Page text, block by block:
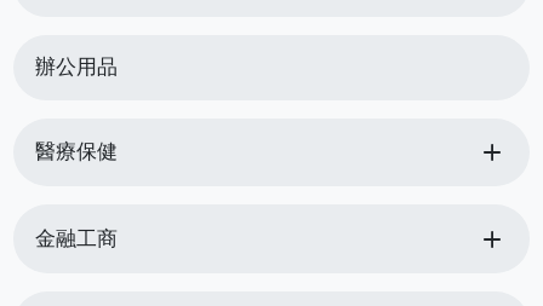
辦公用品
醫療保健 add
金融工商 add